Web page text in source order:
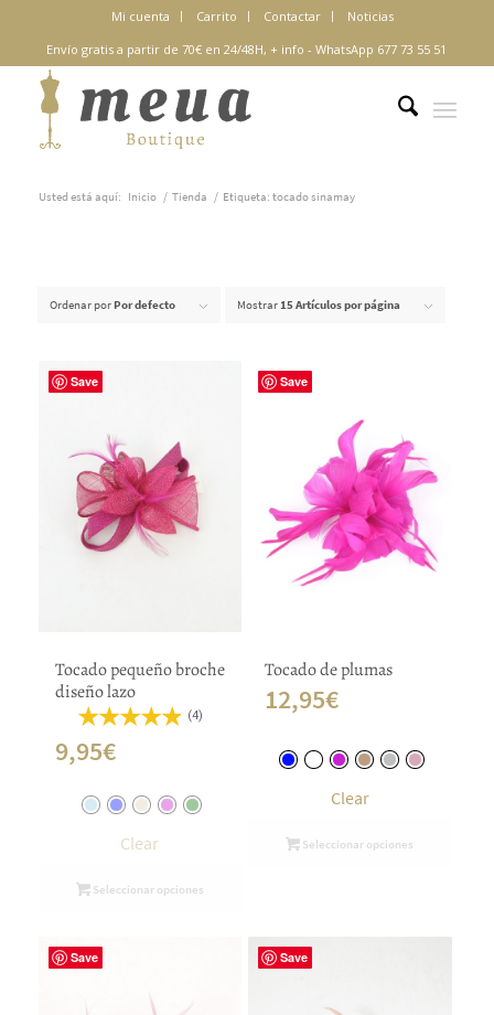
Mi cuenta Carrito Contactar
Noticias
Envío gratis a partir de 70€ en 24/48H, + info -WhatsApp 677 73 55 51
Usted está aquí: Inicio / Tienda / Etiqueta: tocado sinamay
Ordenar porPor defecto Mostrar15 Artículos por página
Save
Tocado pequeño broche
diseño lazo
(4)
9,95€
Clear
Seleccionar opciones
Save
Tocado de plumas
12,95€
Clear
Seleccionar opciones
Save Save